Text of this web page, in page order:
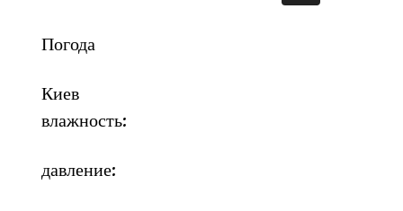
Погода
Киев
влажность:
давление: